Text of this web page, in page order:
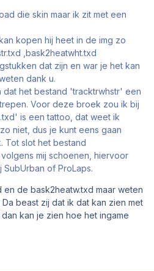
die skin maar ik zit met een
kopen hij heet in de img zo
,bask2heatwht.txd
dat zijn en war je het kan
dank u.
het bestand 'tracktrwhstr' een
Voor deze broek zou ik bij
is een tattoo, dat weet ik
niet, dus je kunt eens gaan
Tot slot het bestand
mij schoenen, hiervoor
of ProLaps.
en de bask2heatw.txd maar weten
beast zij dat ik dat kan zien met
kan je zien hoe het ingame